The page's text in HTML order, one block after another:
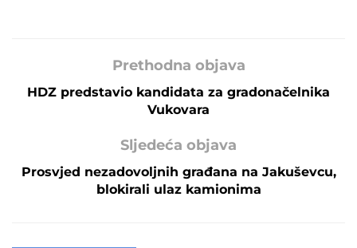
Prethodna objava
HDZ predstavio kandidata za gradonačelnika
Vukovara
Sljedeća objava
Prosvjed nezadovoljnih građana na Jakuševcu,
blokirali ulaz kamionima